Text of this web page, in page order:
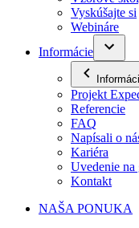
Vyskúšajte si
Webináre
Informácie
Projekt
Referencie
FAQ
Napísali o
Kariéra
Uvedenie
Kontakt
NAŠA PONUKA